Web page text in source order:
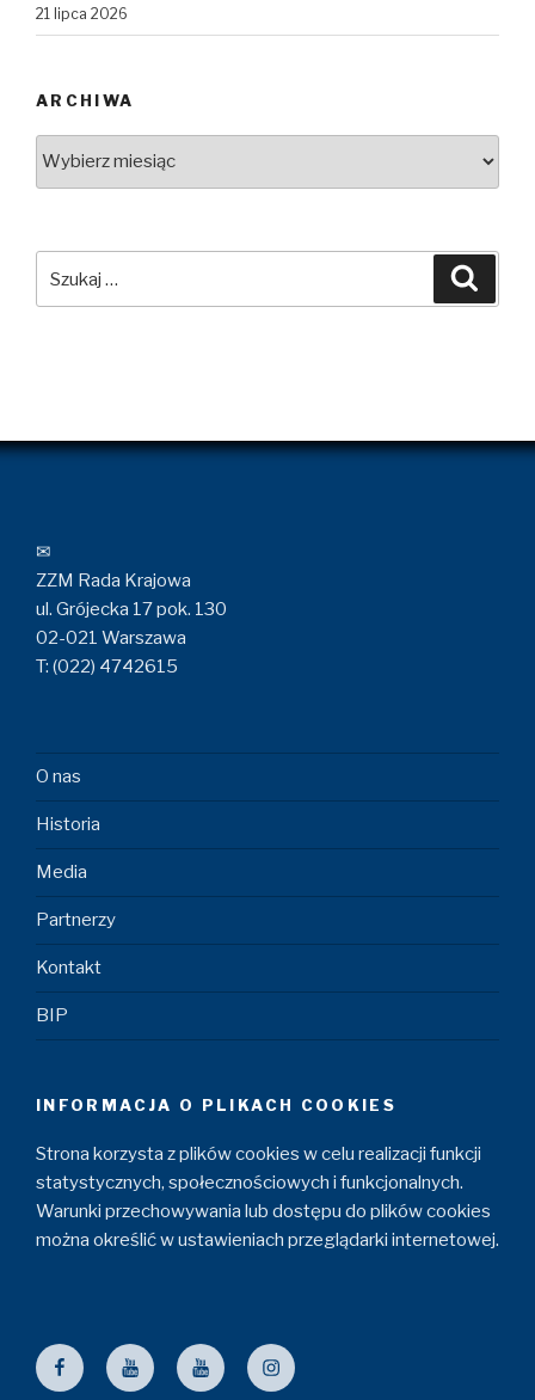
21 lipca 2026
ARCHIWA
Archiwa
✉
ZZM Rada Krajowa
ul. Grójecka 17 pok. 130
02-021 Warszawa
T: (022) 4742615
O nas
Historia
Media
Partnerzy
Kontakt
BIP
INFORMACJA O PLIKACH COOKIES
Strona korzysta z plików cookies w celu realizacji funkcji
statystycznych, społecznościowych i funkcjonalnych.
Warunki przechowywania lub dostępu do plików cookies
można określić w ustawieniach przeglądarki internetowej.
FacebookZZM
YouTube
Maszyniści
YouTube
Instagram